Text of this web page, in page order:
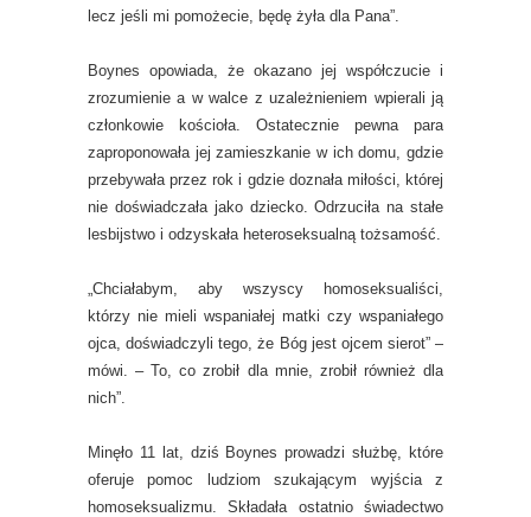
lecz jeśli mi pomożecie, będę żyła dla Pana”.
Boynes opowiada, że okazano jej współczucie i
zrozumienie a w walce z uzależnieniem wpierali ją
członkowie kościoła. Ostatecznie pewna para
zaproponowała jej zamieszkanie w ich domu, gdzie
przebywała przez rok i gdzie doznała miłości, której
nie doświadczała jako dziecko. Odrzuciła na stałe
lesbijstwo i odzyskała heteroseksualną tożsamość.
„Chciałabym, aby wszyscy homoseksualiści,
którzy nie mieli wspaniałej matki czy wspaniałego
ojca, doświadczyli tego, że Bóg jest ojcem sierot” –
mówi. – To, co zrobił dla mnie, zrobił również dla
nich”.
Minęło 11 lat, dziś Boynes prowadzi służbę, które
oferuje pomoc ludziom szukającym wyjścia z
homoseksualizmu. Składała ostatnio świadectwo